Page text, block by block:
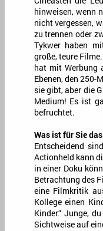
hinweisen, wenn
nicht vergessen,
zu trennen oder
Tykwer haben
große, teure
hat mit Werbung
Ebenen, den 250-
sie gibt, aber die
Medium! Es ist
befruchtet.
Was ist für Sie
Entscheidend
Actionheld kann
in einer Doku
Betrachtung des
eine Filmkritik
Kollege einen
Kinder.“ Junge,
Sichtweise auf